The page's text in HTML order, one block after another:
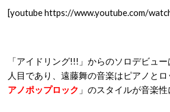
[youtube https://www.youtube.com/
「アイドリング!!!」からのソロデビュ
人目であり、遠藤舞の音楽はピアノと
アノポップロック 」のスタイルが音楽